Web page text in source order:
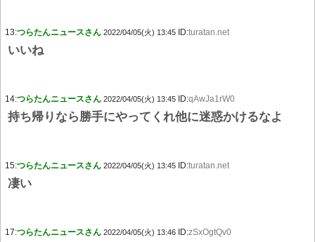
13:つらたんニュースさん 2022/04/05(火) 13:45 ID:turatan.net
いいね
14:つらたんニュースさん 2022/04/05(火) 13:45 ID:qAwJa1rW0
持ち帰りなら勝手にやってくれ他に迷惑かけるなよ
15:つらたんニュースさん 2022/04/05(火) 13:45 ID:turatan.net
凄い
17:つらたんニュースさん 2022/04/05(火) 13:46 ID:zSxOgtQv0